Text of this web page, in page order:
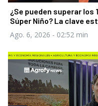
¿Se pueden superar los
Súper Niño? La clave
Ago. 6, 2026 - 02:52 min